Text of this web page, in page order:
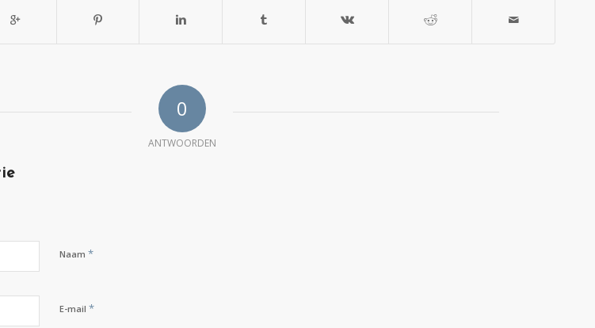
0
ANTWOORDEN
Naam *
E-mail *